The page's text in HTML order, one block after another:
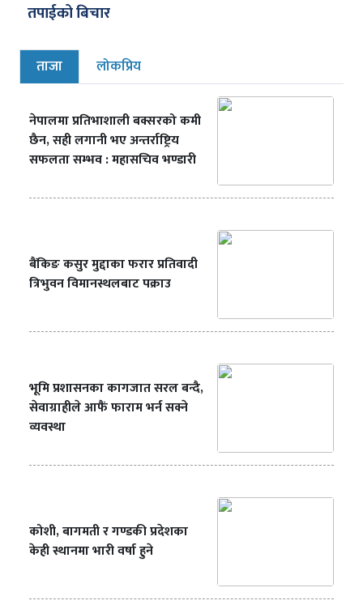
तपाईको बिचार
ताजा लोकप्रिय
नेपालमा प्रतिभाशाली बक्सरको कमी
छैन, सही लगानी भए अन्तर्राष्ट्रिय
सफलता सम्भव : महासचिव भण्डारी
बैंकिङ कसुर मुद्दाका फरार प्रतिवादी
त्रिभुवन विमानस्थलबाट पक्राउ
भूमि प्रशासनका कागजात सरल बन्दै,
सेवाग्राहीले आफैं फाराम भर्न सक्ने
व्यवस्था
कोशी, बागमती र गण्डकी प्रदेशका
केही स्थानमा भारी वर्षा हुने